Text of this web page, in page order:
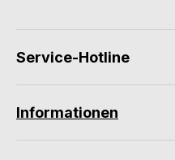
Service-Hotline
Informationen